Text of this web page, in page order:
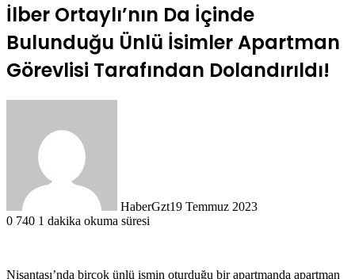
İlber Ortaylı’nın Da İçinde
Bulunduğu Ünlü İsimler Apartman
Görevlisi Tarafından Dolandırıldı!
HaberGzt19 Temmuz 2023
0 740 1 dakika okuma süresi
Nişantaşı’nda birçok ünlü ismin oturduğu bir apartmanda apartman